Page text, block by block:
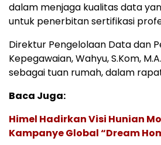
dalam menjaga kualitas data
untuk penerbitan sertifikasi
Direktur Pengelolaan Data dan
Kepegawaian, Wahyu, S.Kom,
sebagai tuan rumah, dalam
Baca Juga:
Himel Hadirkan Visi Hunian
Kampanye Global “Dream